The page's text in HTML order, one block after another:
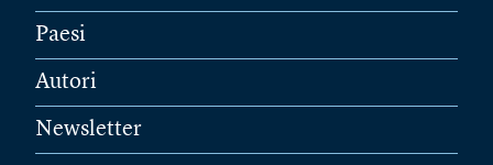
Paesi
Autori
Newsletter